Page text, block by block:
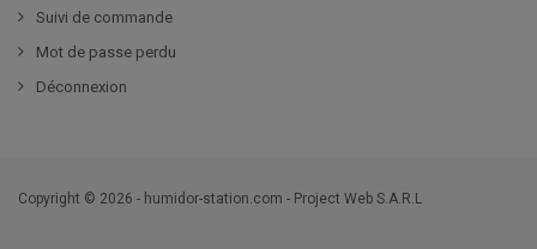
Suivi de commande
Mot de passe perdu
Déconnexion
Copyright © 2026 - humidor-station.com - Project Web S.A.R.L